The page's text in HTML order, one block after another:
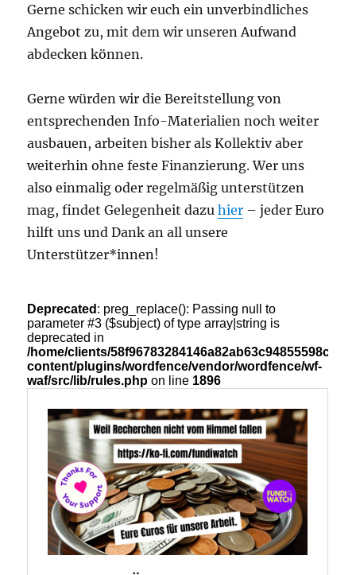
Gerne schicken wir euch ein unverbindliches
Angebot zu, mit dem wir unseren Aufwand
abdecken können.
Gerne würden wir die Bereitstellung von
entsprechenden Info-Materialien noch weiter
ausbauen, arbeiten bisher als Kollektiv aber
weiterhin ohne feste Finanzierung. Wer uns
also einmalig oder regelmäßig unterstützen
mag, findet Gelegenheit dazuhier – jeder Euro
hilft uns und Dank an all unsere
Unterstützer*innen!